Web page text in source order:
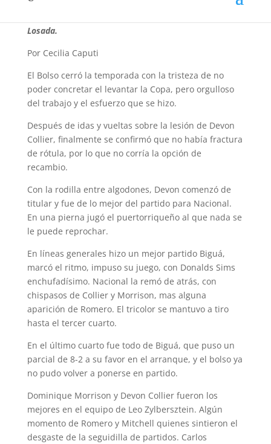
protagonistas. Pasión Tricolor estuvo presente con el
Losada.
Por Cecilia Caputi
El Bolso cerró la temporada con la tristeza de no
poder concretar el levantar la Copa, pero orgulloso
del trabajo y el esfuerzo que se hizo.
Después de idas y vueltas sobre la lesión de Devon
Collier, finalmente se confirmó que no había fractura
de rótula, por lo que no corría la opción de
recambio.
Con la rodilla entre algodones, Devon comenzó de
titular y fue de lomejor del partido para Nacional.
En una pierna jugó el puertorriqueño al que nada se
le puede reprochar.
En líneas generales hizo un mejor partido Biguá,
marcó el ritmo, impuso su juego, con Donalds Sims
enchufadísimo. Nacional la remó de atrás, con
chispasos de Collier y Morrison, mas alguna
aparición de Romero. El tricolor se mantuvo a tiro
hasta el tercer cuarto.
En el último cuarto fue todo de Biguá, que puso un
parcial de 8-2 a su favoren el arranque, yel bolso ya
no pudo volver a ponerse en partido.
Dominique Morrison y Devon Collier fueron los
mejores en el equipo de Leo Zylbersztein. Algún
momento de Romero y Mitchell quienes sintieron el
desgaste de la seguidilla de partidos. Carlos